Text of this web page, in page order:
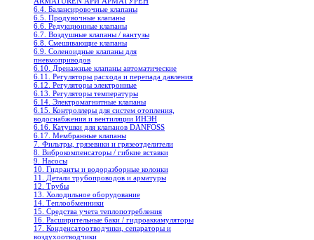
6.4. Балансировочные клапаны
6.5. Продувочные клапаны
6.6. Редукционные клапаны
6.7. Воздушные клапаны / вантузы
6.8. Смешивающие клапаны
6.9. Соленоидные клапаны для
пневмоприводов
6.10. Дренажные клапаны автоматические
6.11. Регуляторы расхода и перепада давления
6.12. Регуляторы электронные
6.13. Регуляторы температуры
6.14. Электромагнитные клапаны
6.15. Контроллеры для систем отопления,
водоснабжения и вентиляции ИНЭН
6.16. Катушки для клапанов DANFOSS
6.17. Мембранные клапаны
7. Фильтры, грязевики и грязеотделители
8. Виброкомпенсаторы / гибкие вставки
9. Насосы
10. Гидранты и водоразборные колонки
11. Детали трубопроводов и арматуры
12. Трубы
13. Холодильное oборудование
14. Теплообменники
15. Средства учета теплопотребления
16. Расширительные баки / гидроаккамуляторы
17. Конденсатоотводчики, сепараторы и
воздухоотводчики